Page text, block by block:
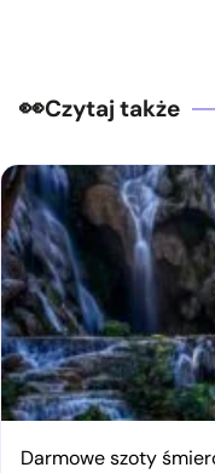
Czytaj także
Darmowe szoty